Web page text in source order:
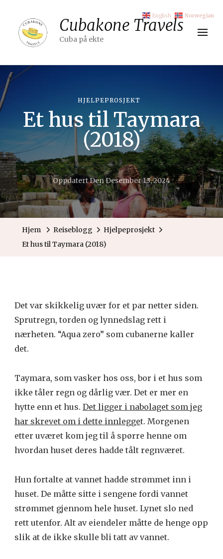
Cubakone Travels
Cuba på ekte
HJELPEPROSJEKT
Et hus til Taymara
(2018)
Oppdatert DenDesember 13, 2024
Hjem Reiseblogg
Hjelpeprosjekt
Et hus til Taymara (2018)
Det var skikkelig uvær for et par netter siden.
Sprutregn, torden og lynnedslag rett i
nærheten. “Aqua zero” som cubanerne kaller
det.
Taymara, som vasker hos oss, bor i et hus som
ikke tåler regn og dårlig vær. Det er mer en
hytte enn et hus. Det ligger i nabolaget som jeg
har skrevet om i dette innlegget. Morgenen
etter uværet kom jeg til å spørre henne om
hvordan huset deres hadde tålt regnværet.
Hun fortalte at vannet hadde strømmet inn i
huset. De måtte sitte i sengene fordi vannet
strømmet gjennom hele huset. Lynet slo ned
rett utenfor. Alt av eiendeler måtte de henge opp
slik at de ikke skulle bli tatt av vannet.
English Norwegian